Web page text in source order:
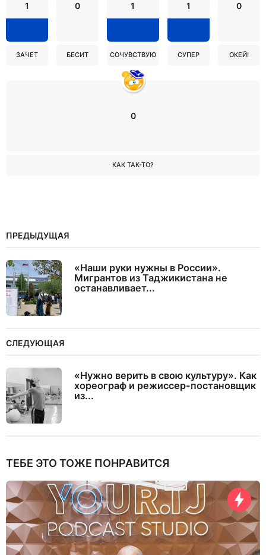
1
ЗАЧЕТ
0
БЕСИТ
1
СОЧУВСТВУЮ
1
СУПЕР
0
ОКЕЙ!
0
КАК ТАК-ТО?
ПРЕДЫДУЩАЯ
«Наши руки нужны в России».
Мигрантов из Таджикистана не
останавливает...
СЛЕДУЮЩАЯ
«Нужно верить в свою культуру». Как
хореограф и режиссер-постановщик
из...
ТЕБЕ ЭТО ТОЖЕ ПОНРАВИТСЯ